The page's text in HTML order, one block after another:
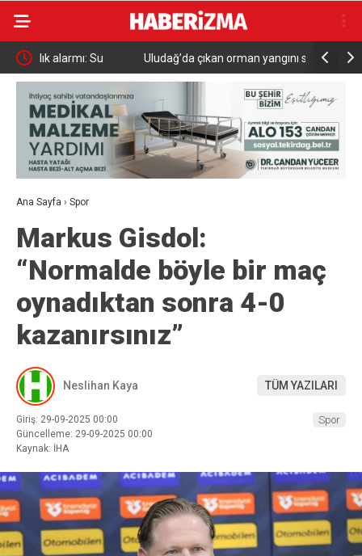
Uludağ’da çıkan orman yangını söndürüldü MGK 6
Güvenlik
Ana Sayfa › Spor
Markus Gisdol:
“Normalde böyle bir maç
oynadıktan sonra 4-0
kazanırsınız”
Neslihan Kaya TÜM YAZILARI
Giriş: 29-09-2025 00:00
Güncelleme: 29-09-2025 00:00
Kaynak: İHA
Spor